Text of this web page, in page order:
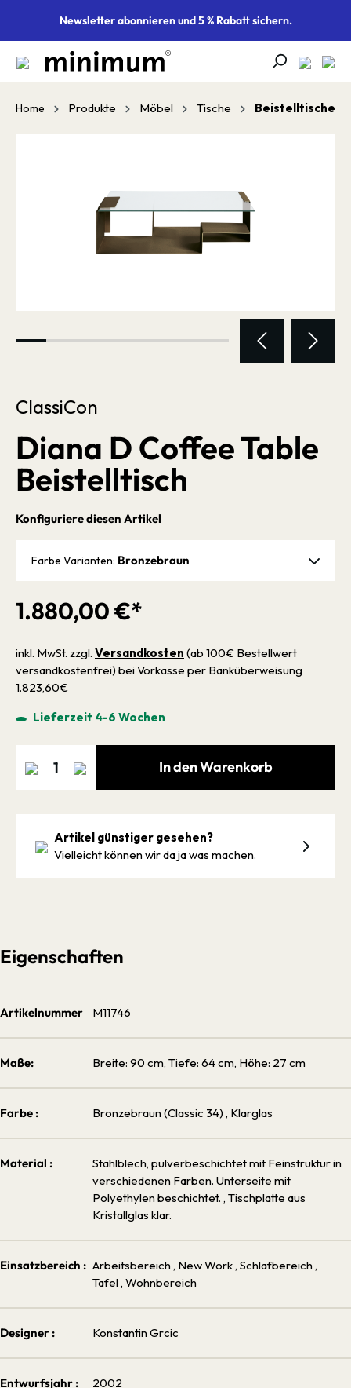
springenNewsletter abonnieren und 5 % Rabatt sichern.
Home Produkte Möbel Tische Beistelltische
ClassiCon
Diana D Coffee Table
Beistelltisch
1.880,00 €*
inkl. MwSt. zzgl. Versandkosten (ab 100€ Bestellwert
versandkostenfrei) bei Vorkasse per Banküberweisung
1.823,60€
Lieferzeit 4-6 Wochen
Konfiguriere diesen Artikel
Farbe Varianten: Bronzebraun
In den Warenkorb
Artikel günstiger gesehen?
Vielleicht können wir da ja was machen.
Eigenschaften
Artikelnummer M11746
Maße: Breite: 90 cm, Tiefe: 64 cm, Höhe: 27 cm
Farbe : Bronzebraun (Classic 34) , Klarglas
Material :
Stahlblech, pulverbeschichtet mit Feinstruktur in
verschiedenen Farben. Unterseite mit
Polyethylen beschichtet. , Tischplatte aus
Kristallglas klar.
Einsatzbereich : Arbeitsbereich , New Work , Schlafbereich ,
Tafel , Wohnbereich
Designer : Konstantin Grcic
Entwurfsjahr : 2002